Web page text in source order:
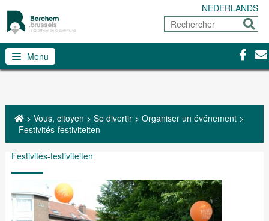
NEDERLANDS
Rechercher
Menu
> Vous, citoyen > Se divertir> Organiser un événement>
Festivités-festiviteiten
Festivités-festiviteiten